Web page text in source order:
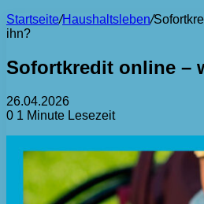
Startseite/Haushaltsleben/
ihn?
Sofortkredit online –
26.04.2026
0 1 Minute Lesezeit